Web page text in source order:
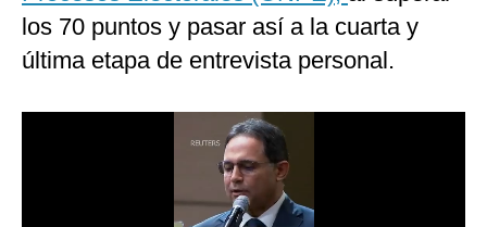
Club del Suscriptor
los 70 puntos y pasar así a la cuarta y
última etapa de entrevista personal.